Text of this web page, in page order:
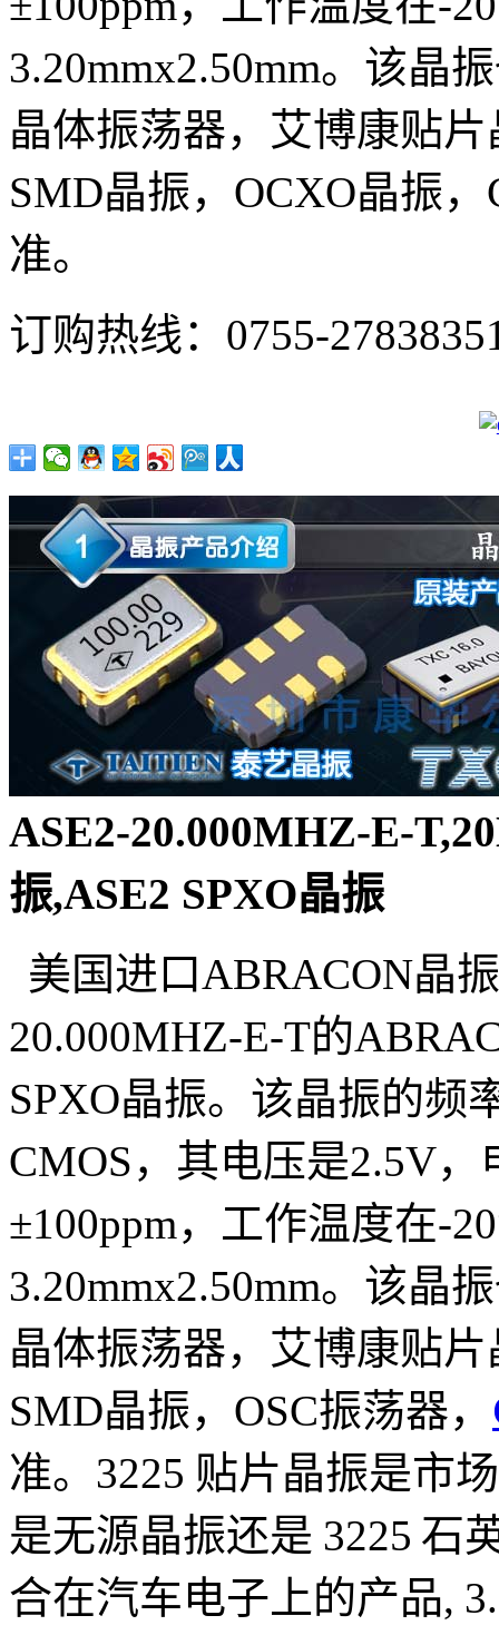
3.20mmx2.50mm。该晶
晶体振荡器，艾博康贴
SMD晶振，OCXO晶振
准。
订购热线： 0755-
ASE2-20.000MHZ-E-
振,ASE2 SPXO晶振
美国进口ABRACON晶
20.000MHZ-E-T的
SPXO晶振。该晶振的频
CMOS，其电压是2.5V
±100ppm，工作温度在-
3.20mmx2.50mm。该晶
晶体振荡器，艾博康贴
SMD晶振，OSC振荡器，
准。3225 贴片晶振是市
是无源晶振还是 3225 石
合在汽车电子上的产品,